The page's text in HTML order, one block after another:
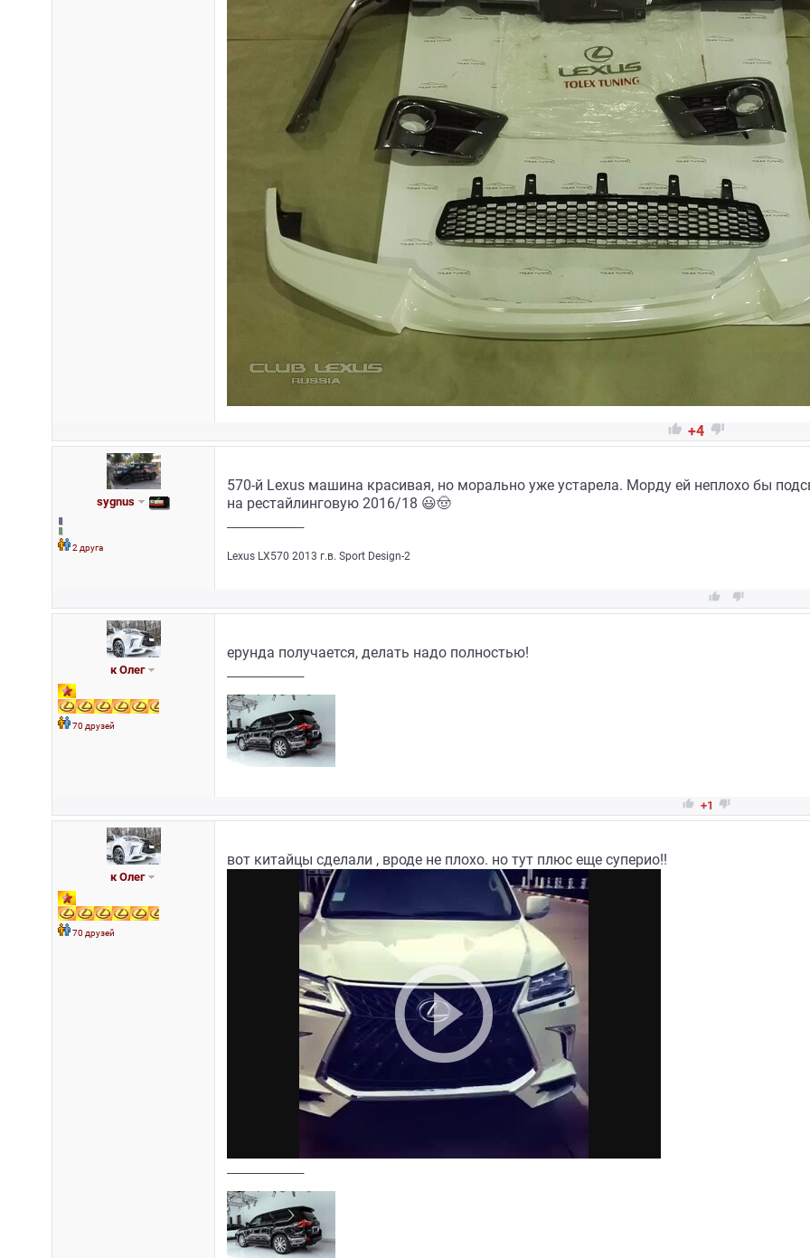
 +4 
sygnus
2 друга
570-й Lexus машина красивая, но морально уже устарела. Морду ей неплохо бы
на рестайлинговую 2016/18 😃🤠
Lexus LX570 2013 г.в. Sport Design-2
 
к Олег
70 друзей
ерунда получается, делать надо полностью!
 +1 
к Олег
70 друзей
вот китайцы сделали , вроде не плохо. но тут плюс еще суперио!!